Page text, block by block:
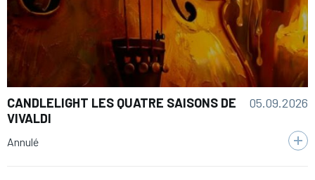
CANDLELIGHT LES QUATRE SAISONS DE
VIVALDI
05.09.2026
Annulé